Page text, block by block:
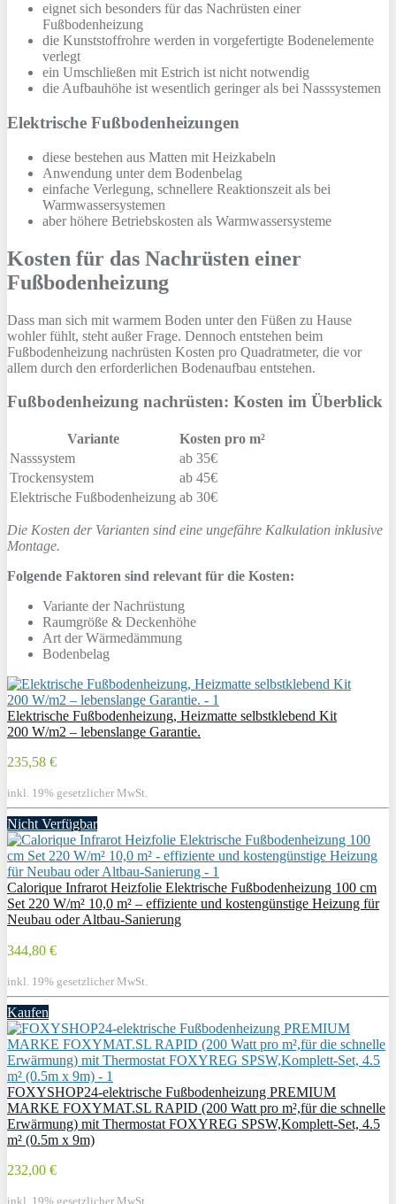
eignet sich besonders für das Nachrüsten einer
Fußbodenheizung
die Kunststoffrohre werden in vorgefertigte Bodenelemente
verlegt
ein Umschließen mit Estrich ist nicht notwendig
die Aufbauhöhe ist wesentlich geringer als bei Nasssystemen
Elektrische Fußbodenheizungen
diese bestehen aus Matten mit Heizkabeln
Anwendung unter dem Bodenbelag
einfache Verlegung, schnellere Reaktionszeit als bei
Warmwassersystemen
aber höhere Betriebskosten als Warmwassersysteme
Kosten für das Nachrüsten einer
Fußbodenheizung
Dass man sich mit warmem Boden unter den Füßen zu Hause
wohler fühlt, steht außer Frage. Dennoch entstehen beim
Fußbodenheizung nachrüsten Kosten pro Quadratmeter, die vor
allem durch den erforderlichen Bodenaufbau entstehen.
Fußbodenheizung nachrüsten: Kosten im Überblick
Variante
Kosten pro m²
Nasssystem
ab 35€
Trockensystem
ab 45€
Elektrische Fußbodenheizung ab 30€
Die Kosten der Varianten sind eine ungefähre Kalkulation inklusive
Montage.
Folgende Faktoren sind relevant für die Kosten:
Variante der Nachrüstung
Raumgröße & Deckenhöhe
Art der Wärmedämmung
Bodenbelag
Elektrische Fußbodenheizung, Heizmatte selbstklebend Kit
200 W/m2 – lebenslange Garantie.
235,58 €
inkl. 19% gesetzlicher MwSt.
Nicht Verfügbar
Calorique Infrarot Heizfolie Elektrische Fußbodenheizung 100 cm
Set 220 W/m² 10,0 m² – effiziente und kostengünstige Heizung für
Neubau oder Altbau-Sanierung
344,80 €
inkl. 19% gesetzlicher MwSt.
Kaufen
FOXYSHOP24-elektrische Fußbodenheizung PREMIUM
MARKE FOXYMAT.SL RAPID (200 Watt pro m²,für die schnelle
Erwärmung) mit Thermostat FOXYREG SPSW,Komplett-Set, 4.5
m² (0.5m x 9m)
232,00 €
inkl. 19% gesetzlicher MwSt.